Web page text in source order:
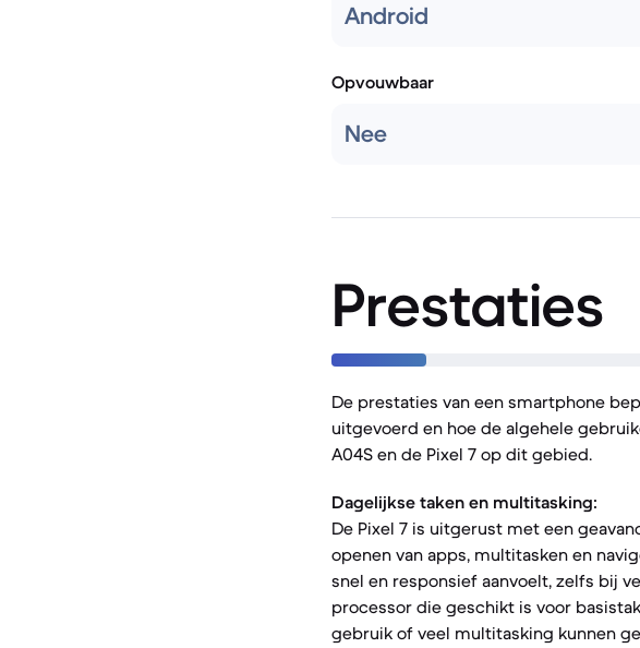
Android
Opvouwbaar
Nee
Prestaties
De prestaties van een smartphone
uitgevoerd en hoe de algehele
A04S en de Pixel 7 op dit gebied.
Dagelijkse taken en multitasking:
De Pixel 7 is uitgerust met een
openen van apps, multitasken en
snel en responsief aanvoelt, zelfs bij
processor die geschikt is voor
gebruik of veel multitasking kunnen